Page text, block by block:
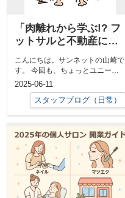
「肉離れから学ぶ!? フ
ットサルと不動産に共
性」
こんにちは。サンネットの山崎で
す。 今回も、ちょっとユニーク
な切り口で、不動産とフットサ
ル、そして肉...
2025-06-11
スタッフブログ（日常）